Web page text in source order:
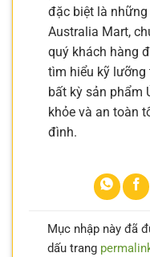
đặc biệt là
Australia Mart,
quý khách hàng
tìm hiểu kỹ
bất kỳ sản phẩm
khỏe và an toàn
đình.
Mục nhập này đã
dấu trang